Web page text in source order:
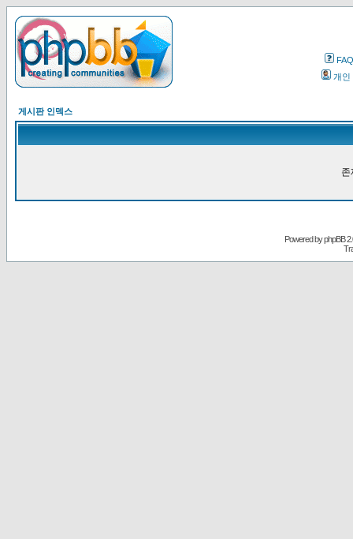
FAQ
개인
게시판 인덱스
존
Powered byphpBB